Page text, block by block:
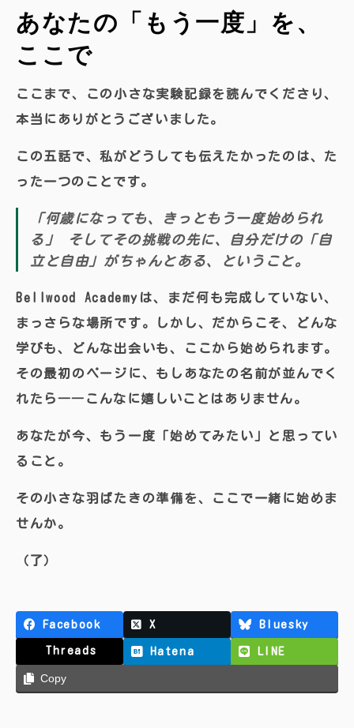
あなたの「もう一度」を、
ここで
ここまで、この小さな実験記録を読んでくださり、
本当にありがとうございました。
この五話で、私がどうしても伝えたかったのは、た
った一つのことです。
「 何歳になっても、きっともう一度始められ
る 」 そしてその挑戦の先に、自分だけの「自
立と自由」がちゃんとある、ということ。
Bellwood Academyは、まだ何も完成していない、
まっさらな場所です。しかし、だからこそ、どんな
学びも、どんな出会いも、ここから始められます。
その最初のページに、もしあなたの名前が並んでく
れたら――こんなに嬉しいことはありません。
あなたが今、もう一度「始めてみたい」と思ってい
ること。
その小さな羽ばたきの準備を、ここで一緒に始めま
せんか。
（了）
Facebook X Bluesky
Threads Hatena LINE
Copy